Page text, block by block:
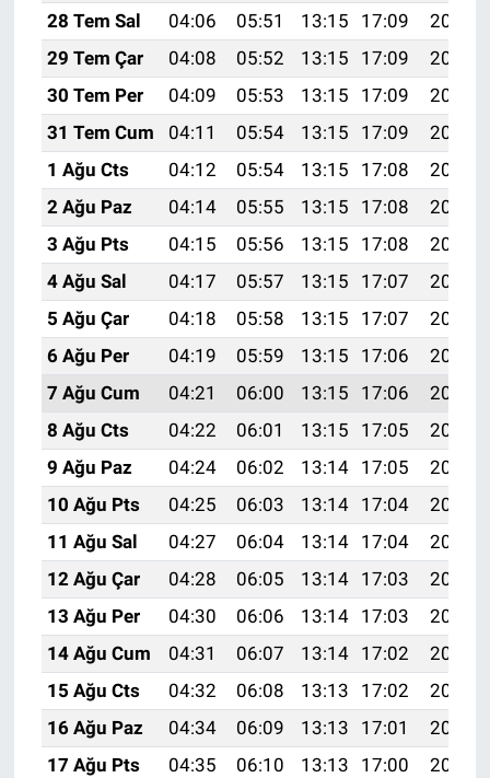
28 Tem Sal
04:06 05:51 13:15 17:09
20:30
29 Tem Çar
04:08 05:52 13:15 17:09
20:29
30 Tem Per
04:09 05:53 13:15 17:09
20:28
31 Tem Cum
04:11 05:54 13:15 17:09
20:27
1 Ağu Cts
04:12 05:54 13:15 17:08
20:26
2 Ağu Paz
04:14 05:55 13:15 17:08
20:25
3 Ağu Pts
04:15 05:56 13:15 17:08
20:24
4 Ağu Sal
04:17 05:57 13:15 17:07
20:23
5 Ağu Çar
04:18 05:58 13:15 17:07
20:22
6 Ağu Per
04:19 05:59 13:15 17:06
20:20
7 Ağu Cum
04:21 06:00 13:15 17:06
20:19
8 Ağu Cts
04:22 06:01 13:15 17:05
20:18
9 Ağu Paz
04:24 06:02 13:14 17:05
20:17
10 Ağu Pts
04:25 06:03 13:14 17:04
20:16
11 Ağu Sal
04:27 06:04 13:14 17:04
20:14
12 Ağu Çar
04:28 06:05 13:14 17:03
20:13
13 Ağu Per
04:30 06:06 13:14 17:03
20:12
14 Ağu Cum
04:31 06:07 13:14 17:02
20:10
15 Ağu Cts
04:32 06:08 13:13 17:02
20:09
16 Ağu Paz
04:34 06:09 13:13 17:01
20:08
17 Ağu Pts
04:35 06:10 13:13 17:00
20:06